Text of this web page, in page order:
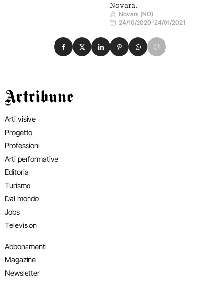
Novara.
Novara (NO)
24/10/2020–24/01/2021
Condividi su Facebook
Condividi su X
Condividi su LinkedIn
Condividi su Pinterest
Condividi su WhatsApp
Condividi su Email
Artribune
Arti visive
Progetto
Professioni
Arti performative
Editoria
Turismo
Dal mondo
Jobs
Television
Abbonamenti
Magazine
Newsletter